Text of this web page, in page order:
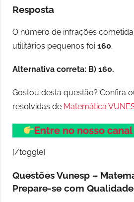
Resposta
O número de infrações
utilitários pequenos foi 160.
Alternativa correta: B) 160.
Gostou desta questão? Confira
resolvidas de Matemática
Entre no nosso
[/toggle]
Questões Vunesp –
Prepare-se com Qualidade